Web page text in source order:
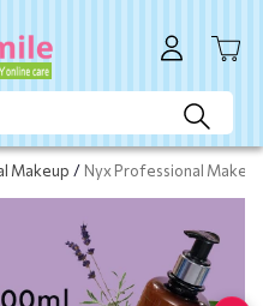
Makeup / Nyx Professional Make
διαθέσιμο